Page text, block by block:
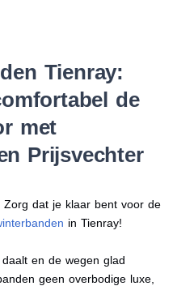
Tienray:
de
met
Prijsvechter
Zorg dat je klaar bent voor de
in Tienray!
en de wegen glad
geen overbodige luxe,